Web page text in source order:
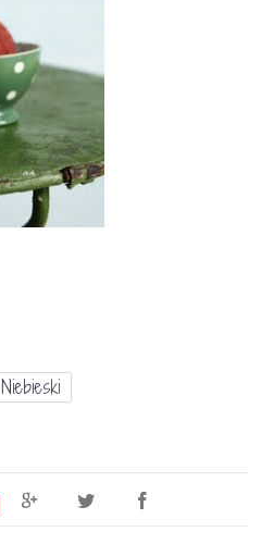
Niebieski